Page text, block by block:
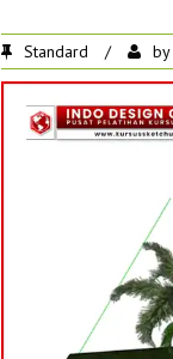
Standard / by